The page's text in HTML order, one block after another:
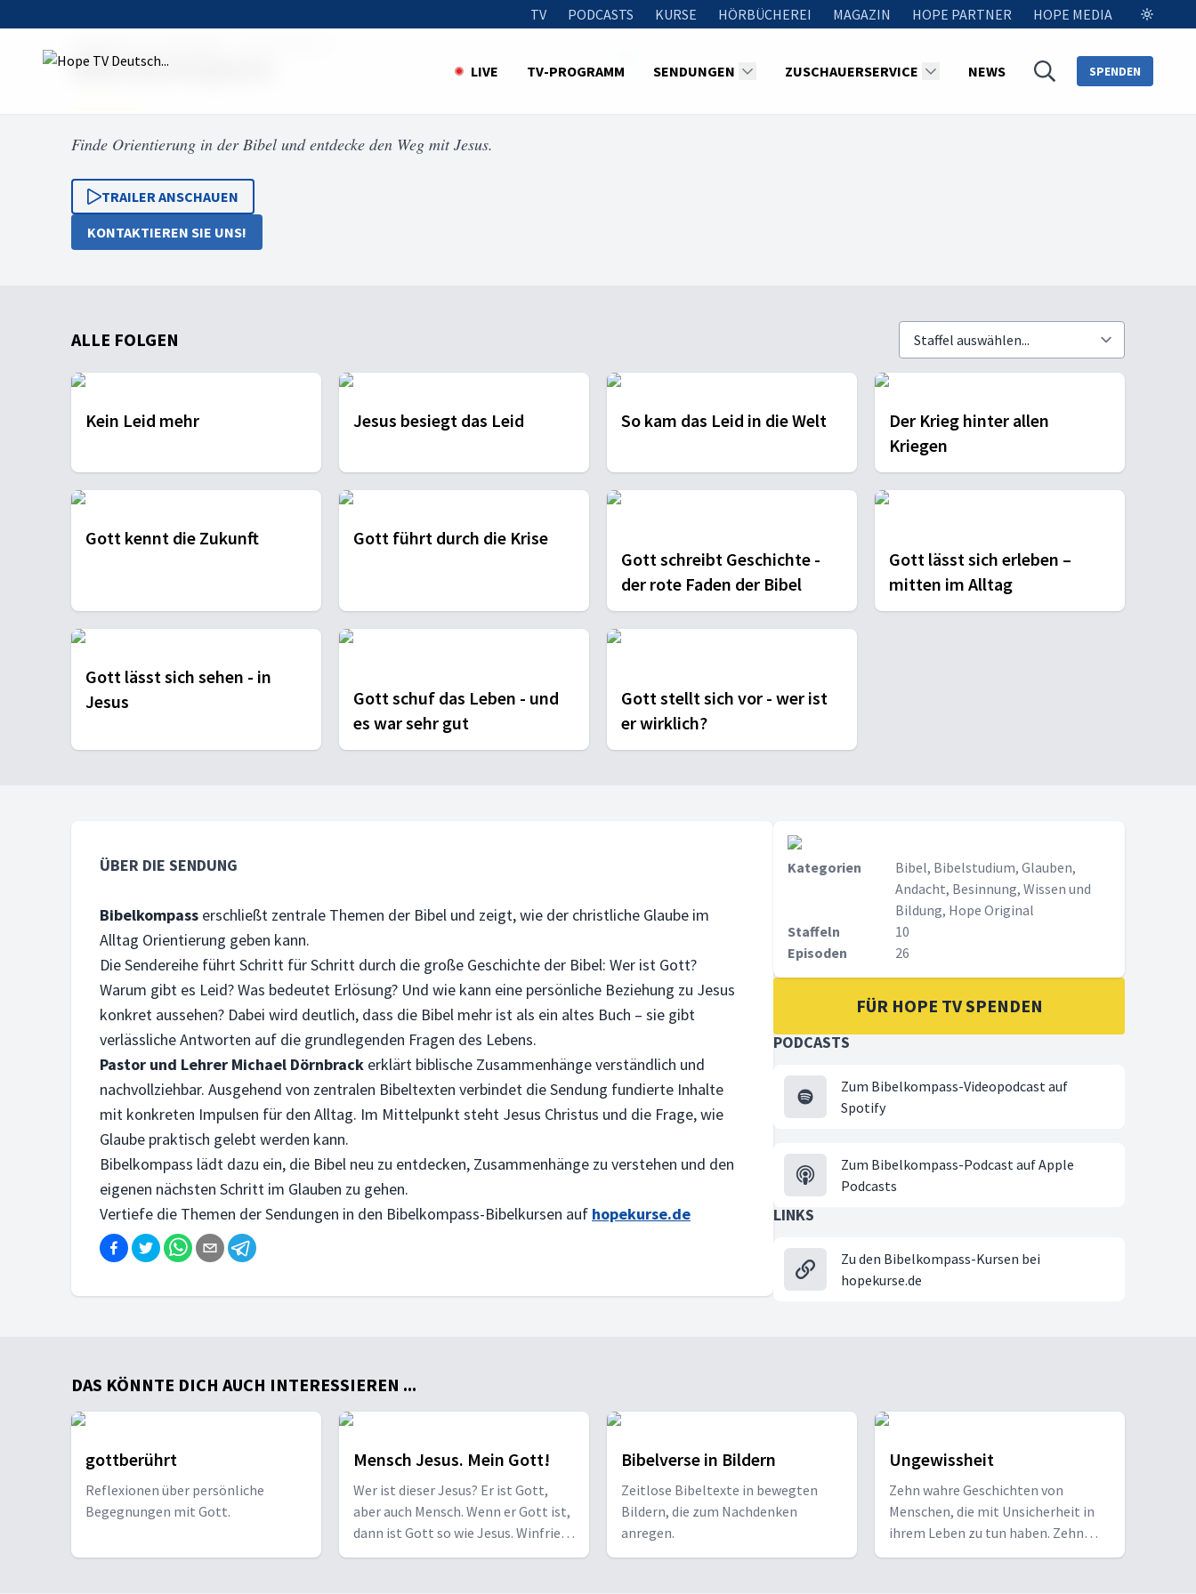
TV PODCASTS KURSE HÖRBÜCHEREI MAGAZIN HOPE PARTNER HOPE MEDIA
LIVE TV-PROGRAMM SENDUNGEN ZUSCHAUERSERVICE NEWS SPENDEN
Bibelkompass
Finde Orientierung in der Bibel und entdecke den Weg mit Jesus.
TRAILER ANSCHAUEN
KONTAKTIEREN SIE UNS!
ALLE FOLGEN
Kein Leid mehr Jesus besiegt das Leid So kam das Leid in die Welt
Der Krieg hinter allen
Kriegen
Gott kennt die Zukunft
Gott führt durch die Krise
Gott schreibt Geschichte -
der rote Faden der Bibel
Gott lässt sich erleben –
mitten im Alltag
Gott lässt sich sehen - in
Jesus
Gott schuf das Leben - und
es war sehr gut
Gott stellt sich vor - wer ist
er wirklich?
ÜBER DIE SENDUNG
Bibelkompass erschließt zentrale Themen der Bibel und zeigt, wie der christliche Glaube im
Alltag Orientierung geben kann.
Die Sendereihe führt Schritt für Schritt durch die große Geschichte der Bibel: Wer ist Gott?
Warum gibt es Leid? Was bedeutet Erlösung? Und wie kann eine persönliche Beziehung zu Jesus
konkret aussehen? Dabei wird deutlich, dass die Bibel mehr ist als ein altes Buch – sie gibt
verlässliche Antworten auf die grundlegenden Fragen des Lebens.
Pastor und Lehrer Michael Dörnbrack erklärt biblische Zusammenhänge verständlich und
nachvollziehbar. Ausgehend von zentralen Bibeltexten verbindet die Sendung fundierte Inhalte
mit konkreten Impulsen für den Alltag. Im Mittelpunkt steht Jesus Christus und die Frage, wie
Glaube praktisch gelebt werden kann.
Bibelkompass lädt dazu ein, die Bibel neu zu entdecken, Zusammenhänge zu verstehen und den
eigenen nächsten Schritt im Glauben zu gehen.
Vertiefe die Themen der Sendungen in den Bibelkompass-Bibelkursen auf hopekurse.de
Kategorien
Bibel, Bibelstudium, Glauben,
Andacht, Besinnung, Wissen und
Bildung, Hope Original
Staffeln
10
Episoden
26
FÜR HOPE TV SPENDEN
PODCASTS
Zum Bibelkompass-Videopodcast auf
Spotify
Zum Bibelkompass-Podcast auf Apple
Podcasts
LINKS
Zu den Bibelkompass-Kursen bei
hopekurse.de
DAS KÖNNTE DICH AUCH INTERESSIEREN ...
gottberührt
Reflexionen über persönliche
Begegnungen mit Gott.
Mensch Jesus. Mein Gott!
Wer ist dieser Jesus? Er ist Gott,
aber auch Mensch. Wenn er Gott ist,
dann ist Gott so wie Jesus. Winfried
Vogel zeigt Jesus, wie er wirklich ist.
Bibelverse in Bildern
Zeitlose Bibeltexte in bewegten
Bildern, die zum Nachdenken
anregen.
Ungewissheit
Zehn wahre Geschichten von
Menschen, die mit Unsicherheit in
ihrem Leben zu tun haben. Zehn
Herausforderungen auf der Suche